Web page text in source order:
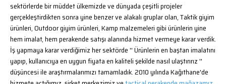
sektörlerde bir müddet ülkemizde ve dünyada çeşitli projeler
gerçekleştirdikten sonra yine benzer ve alakalı gruplar olan, Taktik giyim
ürünleri, Outdoor giyim ürünleri, Kamp malzemeleri gibi ürünlerin yine
hem imalat, hem perakende satışı alanında hizmet vermeye karar verdik.
İş yapmaya karar verdiğimiz her sektörde '' Ürünlerin en baştan imalatını
yapıp, kullanıcıya en uygun fiyata en kaliteli şekilde nasıl ulaştırırız ''
düşüncesi ile araştırmalarımızı tamamladık. 2010 yılında Kağıthane'de